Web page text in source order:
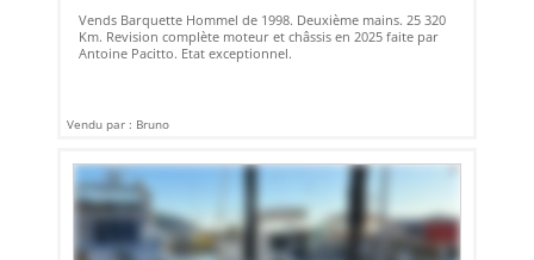
Vends Barquette Hommel de 1998. Deuxième mains. 25 320
Km. Revision complète moteur et châssis en 2025 faite par
Antoine Pacitto. Etat exceptionnel.
Vendu par : Bruno